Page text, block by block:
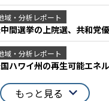
域・分析レポート
間選挙の上院選、共和党
域・分析レポート
ハワイ州の再生可能エネ
もっと見る